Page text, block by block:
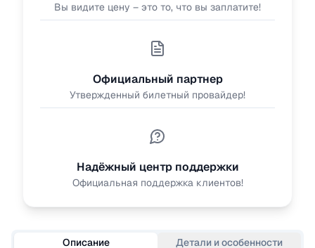
Вы видите цену – это то, что вы заплатите!
Официальный партнер
Утвержденный билетный провайдер!
Надёжный центр поддержки
Официальная поддержка клиентов!
Описание Детали и особенности